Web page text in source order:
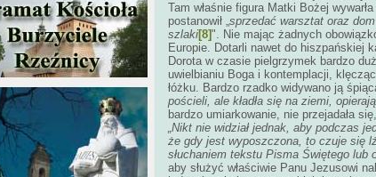
Tam właśnie figura Matki Bożej
postanowił „sprzedać warsztat oraz
szlaki[8]". Nie mając żadnych
Europie. Dotarli nawet do hiszpańskiej
Dorota w czasie pielgrzymek bardzo
uwielbianiu Boga i kontemplacji,
łóżku. Bardzo rzadko widywano ją
pościeli, ale kładła się na ziemi,
bardzo umiarkowanie, nie przejadała
„Nikt nie widział jednak, aby podczas
że gdy jest wyposzczona, to czuje się
słuchaniem tekstu Pisma Świętego lub
aby służyć właściwie Panu Jezusowi